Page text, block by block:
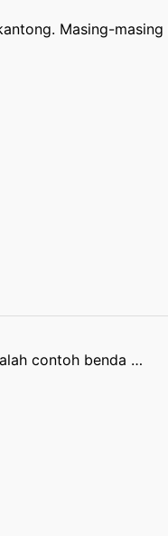
Masing-
contoh benda …